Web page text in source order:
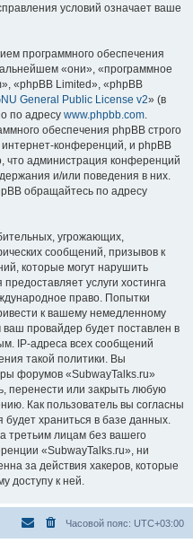
условий означает ваше
программного обеспечения
«они», «программное
«phpBB Limited», «phpBB
General Public License v2» (в
по адресу www.phpbb.com.
обеспечения phpBB строго
конференций, и phpBB
что администрация конференций
и/или поведения в них.
обращайтесь по адресу
угрожающих,
сообщений, призывов к
которые могут нарушить
услуги хостинга
право. Попытки
к вашему немедленному
провайдер будет поставлен в
IP-адреса всех сообщений
такой политики. Вы
форумов «SubwayTalks.ru»
перенести или закрыть любую
Как пользователь вы согласны
храниться в базе данных.
третьим лицам без вашего
«SubwayTalks.ru», ни
за действия хакеров, которые
доступу к ней.
Часовой пояс: UTC+03:00